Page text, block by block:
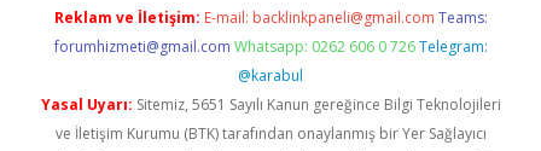
Reklam ve İletişim: E-mail: backlinkpaneli@gmail.com Teams:
forumhizmeti@gmail.com Whatsapp: 0262 606 0 726 Telegram:
@karabul
Yasal Uyarı: Sitemiz, 5651 Sayılı Kanun gereğince Bilgi Teknolojileri
ve İletişim Kurumu (BTK) tarafından onaylanmış bir Yer Sağlayıcı